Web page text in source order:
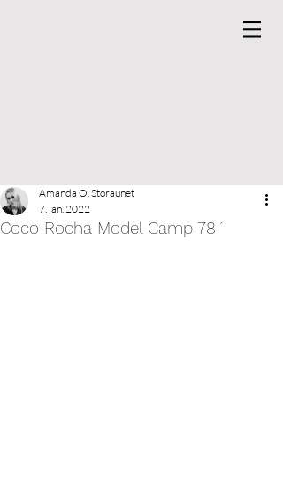
Coco Rocha Model Camp 78´
Amanda O. Storaunet
7. jan. 2022